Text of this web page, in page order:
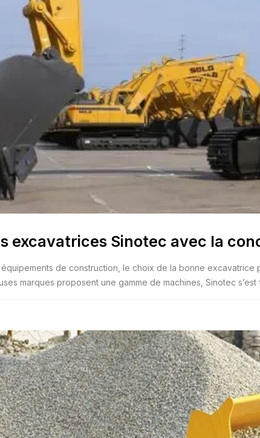
excavatrices Sinotec avec la
de construction, le choix de la bonne
marques proposent une gamme de machines, Sinotec s’est